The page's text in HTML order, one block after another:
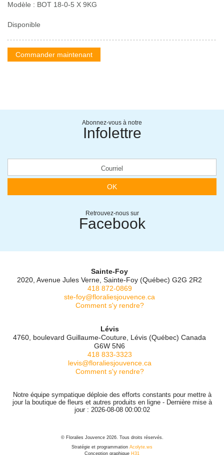
Modèle : BOT 18-0-5 X 9KG
Disponible
Commander maintenant
Abonnez-vous à notre
Infolettre
OK
Retrouvez-nous sur
Facebook
Sainte-Foy
2020, Avenue Jules Verne, Sainte-Foy (Québec) G2G 2R2
418 872-0869
ste-foy@floraliesjouvence.ca
Comment s'y rendre?
Lévis
4760, boulevard Guillaume-Couture, Lévis (Québec) Canada
G6W 5N6
418 833-3323
levis@floraliesjouvence.ca
Comment s'y rendre?
Notre équipe sympatique déploie des efforts constants pour mettre à
jour la boutique de fleurs et autres produits en ligne - Dernière mise à
jour : 2026-08-08 00:00:02
© Floralies Jouvence 2026. Tous droits réservés.
Stratégie et programmation Acolyte.ws
Conception graphique H31